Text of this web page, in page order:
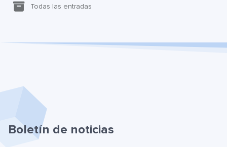
Todas las entradas
Boletín de noticias